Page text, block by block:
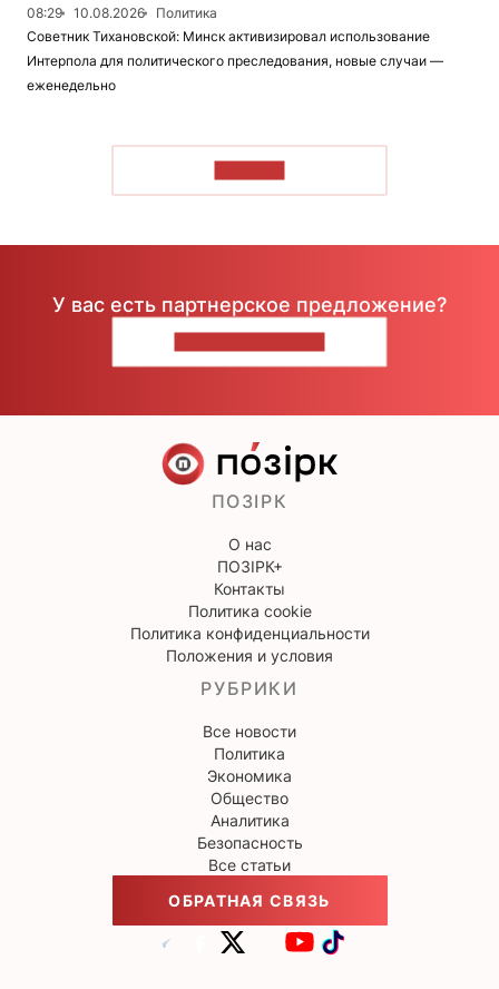
08:29
10.08.2026
Политика
Советник Тихановской: Минск активизировал использование
Интерпола для политического преследования, новые случаи —
еженедельно
У вас есть партнерское предложение?
ПОЗІРК
О нас
ПОЗІРК+
Контакты
Политика cookie
Политика конфиденциальности
Положения и условия
РУБРИКИ
Все новости
Политика
Экономика
Общество
Аналитика
Безопасность
Все статьи
ОБРАТНАЯ СВЯЗЬ